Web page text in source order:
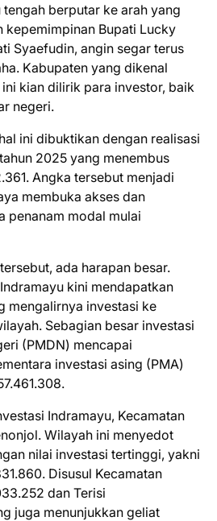
berputar ke arah yang
kepemimpinan Bupati Lucky
Syaefudin, angin segar terus
Kabupaten yang dikenal
kian dilirik para investor, baik
negeri.
ini dibuktikan dengan realisasi
2025 yang menembus
Angka tersebut menjadi
membuka akses dan
penanam modal mulai
ada harapan besar.
kini mendapatkan
mengalirnya investasi ke
Sebagian besar investasi
(PMDN) mencapai
investasi asing (PMA)
Indramayu, Kecamatan
Wilayah ini menyedot
nilai investasi tertinggi, yakni
Disusul Kecamatan
dan Terisi
juga menunjukkan geliat